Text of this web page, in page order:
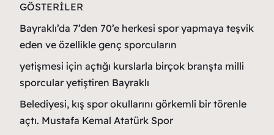
GÖSTERİLER
Bayraklı’da 7’den 70’e herkesi spor yapmaya teşvik
eden ve özellikle genç sporcuların
yetişmesi için açtığı kurslarla birçok branşta milli
sporcular yetiştiren Bayraklı
Belediyesi, kış spor okullarını görkemli bir törenle
açtı. Mustafa Kemal Atatürk Spor